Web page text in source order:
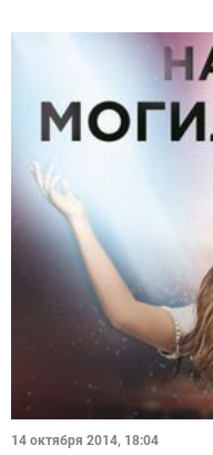
14 октября 2014, 18:04